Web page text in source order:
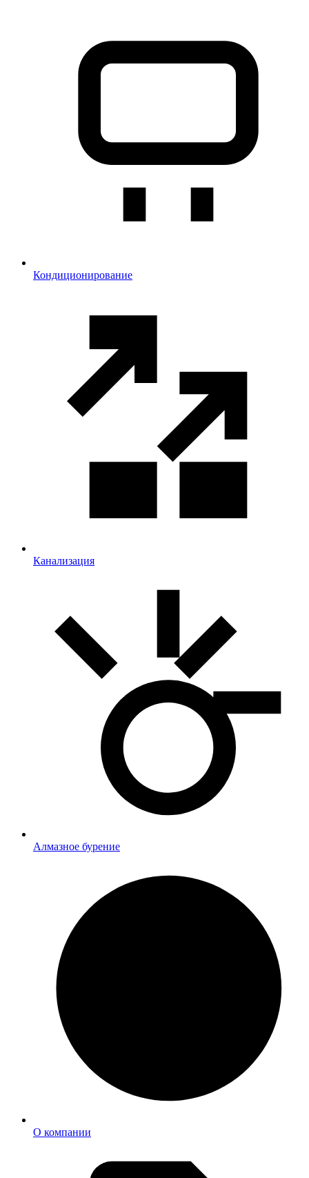
Кондиционирование
Канализация
Алмазное бурение
О компании